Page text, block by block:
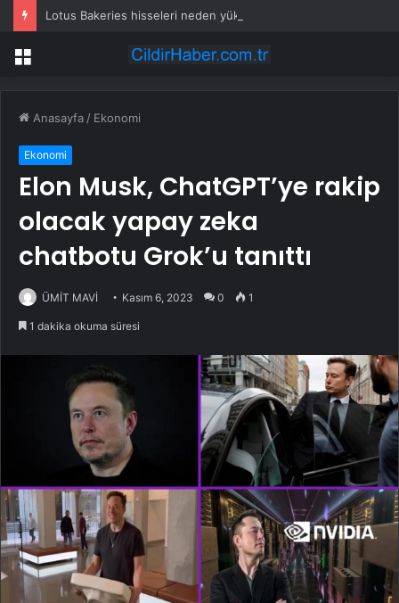
Lotus Bakeries hisseleri neden yükselişte?
Menü
Anasayfa / Ekonomi
Ekonomi
Elon Musk, ChatGPT’ye rakip
olacak yapay zeka
chatbotu Grok’u tanıttı
ÜMİT MAVİ Kasım 6, 2023 0 1
1 dakika okuma süresi